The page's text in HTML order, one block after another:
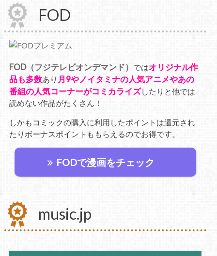
FOD
FOD（フジテレビオンデマンド） ではオリジナル作
品も多数あり 月9やノイタミナの人気アニメやあの
番組の人気コーナーがコミカライズしたりと他では
読めない作品がたくさん！
しかもコミックの購入に利用したポイントは還元され
たりボーナスポイントももらえるのでお得です。
FODで漫画をチェック
music.jp